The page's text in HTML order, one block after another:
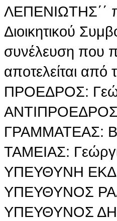
ΛΕΠΕΝΙΩΤΗΣ΄΄
Διοικητικού
συνέλευση που
αποτελείται
ΠΡΟΕΔΡΟΣ:
ΑΝΤΙΠΡΟΕΔΡΟΣ:
ΓΡΑΜΜΑΤΕΑΣ:
ΤΑΜΕΙΑΣ:
ΥΠΕΥΘΥΝΗ
ΥΠΕΥΘΥΝΟΣ
ΥΠΕΥΘΥΝΟΣ